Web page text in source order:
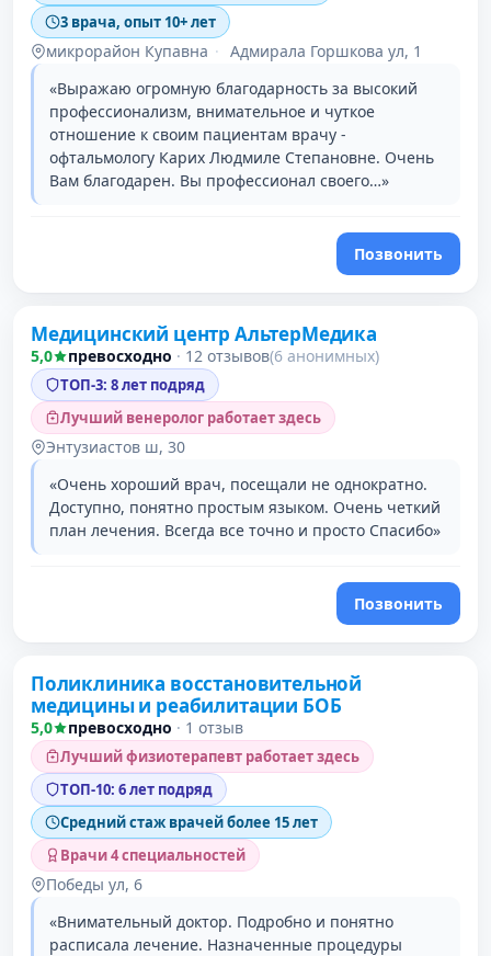
3 врача, опыт 10+ лет
микрорайон Купавна · Адмирала Горшкова ул, 1
«Выражаю огромную благодарность за высокий
профессионализм, внимательное и чуткое
отношение к своим пациентам врачу -
офтальмологу Карих Людмиле Степановне. Очень
Вам благодарен. Вы профессионал своего…»
Позвонить
2 место в рейтинге
Медицинский центр АльтерМедика
5,0 превосходно · 12 отзывов(6 анонимных)
ТОП-3: 8 лет подряд
Лучший венеролог работает здесь
Энтузиастов ш, 30
«Очень хороший врач, посещали не однократно.
Доступно, понятно простым языком. Очень четкий
план лечения. Всегда все точно и просто Спасибо»
Позвонить
3 место в рейтинге
Поликлиника восстановительной
медицины и реабилитации БОБ
5,0 превосходно · 1 отзыв
Лучший физиотерапевт работает здесь
ТОП-10: 6 лет подряд
Средний стаж врачей более 15 лет
Врачи 4 специальностей
Победы ул, 6
«Внимательный доктор. Подробно и понятно
расписала лечение. Назначенные процедуры